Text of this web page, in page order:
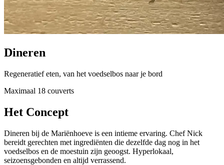
Dineren
Regeneratief eten, van het voedselbos naar je bord
Maximaal 18 couverts
Het Concept
Dineren bij de Mariënhoeve is een intieme ervaring. Chef Nick
bereidt gerechten met ingrediënten die dezelfde dag nog in het
voedselbos en de moestuin zijn geoogst. Hyperlokaal,
seizoensgebonden en altijd verrassend.